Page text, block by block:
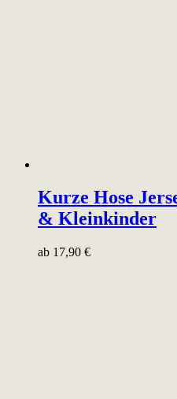
Kurze Hose
& Kleinkinder
ab 17,90 €